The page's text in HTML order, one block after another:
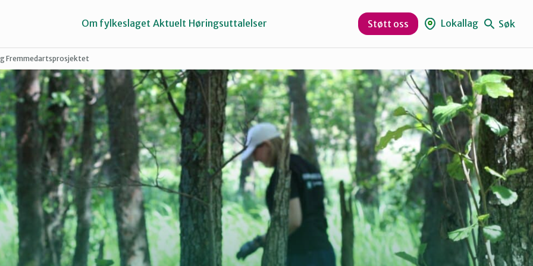
Halden Indre Østfold
Sarpsborg
Om fylkeslaget Aktuelt Høringsuttalelser Støtt oss Lokallag Søk
Fremmedartsprosjektet